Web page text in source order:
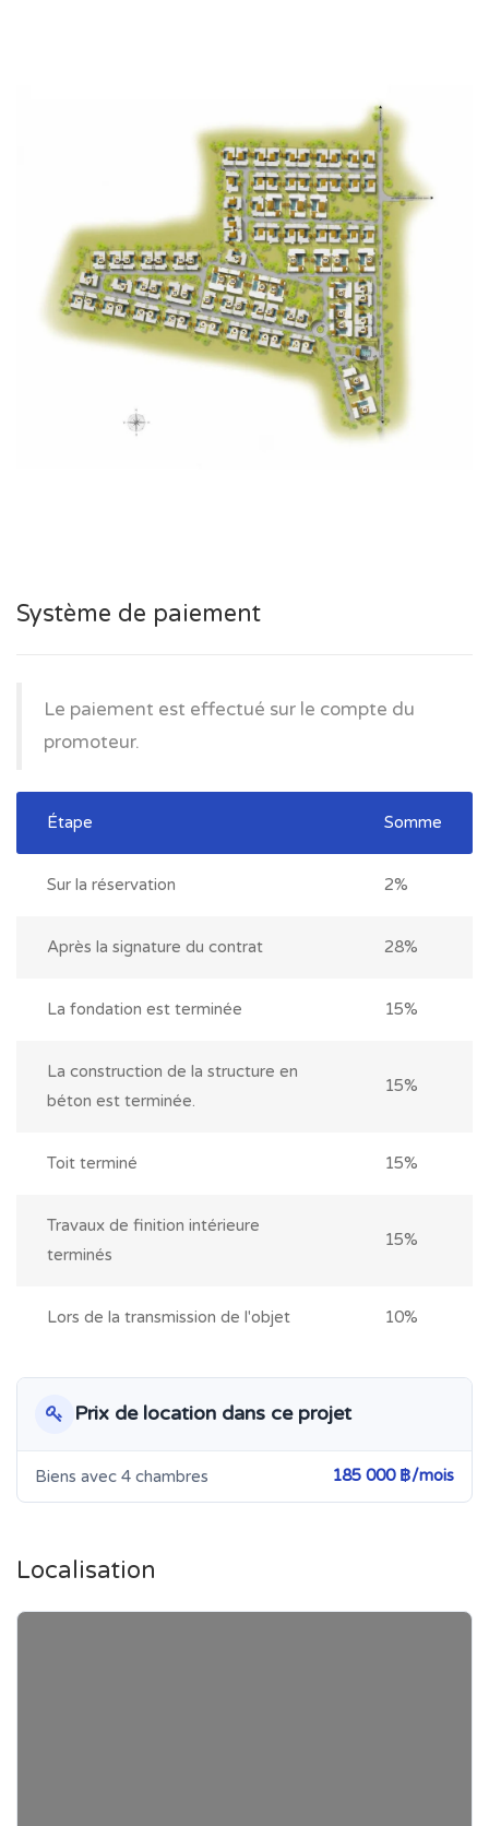
Système de paiement
Le paiement est effectué sur le compte du
promoteur.
Étape Somme
Sur la réservation 2%
Après la signature du contrat 28%
La fondation est terminée 15%
La construction de la structure en
béton est terminée.
15%
Toit terminé 15%
Travaux de finition intérieure
terminés
15%
Lors de la transmission de l'objet 10%
Prix de location dans ce projet
Biens avec 4 chambres 185 000 ฿/mois
Localisation